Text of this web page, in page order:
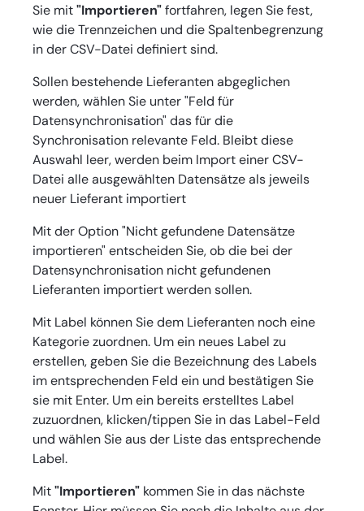
Sie mit"Importieren"fortfahren, legen Sie fest,
wie die Trennzeichen und die Spaltenbegrenzung
in der CSV-Datei definiert sind.
Sollen bestehende Lieferanten abgeglichen
werden, wählen Sie unter "Feld für
Datensynchronisation" das für die
Synchronisation relevante Feld. Bleibt diese
Auswahl leer, werden beim Import einer CSV-
Datei alle ausgewählten Datensätze als jeweils
neuer Lieferant importiert
Mit der Option "Nicht gefundene Datensätze
importieren" entscheiden Sie, ob die bei der
Datensynchronisation nicht gefundenen
Lieferanten importiert werden sollen.
Mit Label können Sie dem Lieferanten noch eine
Kategorie zuordnen. Um ein neues Label zu
erstellen, geben Sie die Bezeichnung des Labels
im entsprechenden Feld ein und bestätigen Sie
sie mit Enter. Um ein bereits erstelltes Label
zuzuordnen, klicken/tippen Sie in das Label-Feld
und wählen Sie aus der Liste das entsprechende
Label.
Mit"Importieren" kommen Sie in das nächste